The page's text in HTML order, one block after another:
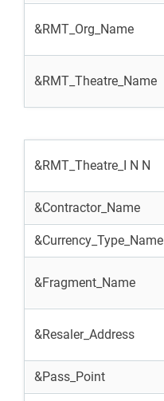
&RMT_Org_Name
&RMT_Theatre_Name
&RMT_Theatre_I N N
&Contractor_Name
&Currency_Type_Name
&Fragment_Name
&Resaler_Address
&Pass_Point